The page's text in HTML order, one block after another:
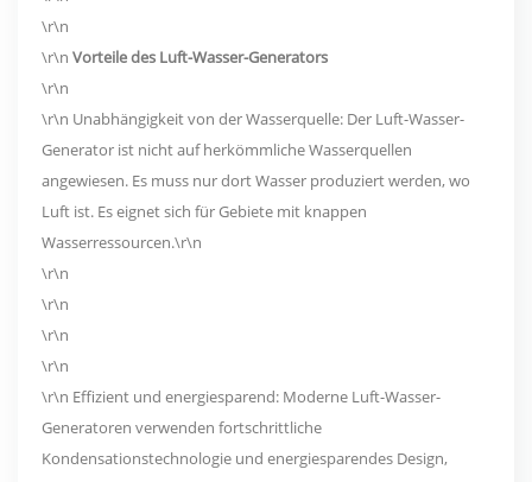
\r\n
\r\n Vorteile des Luft-Wasser-Generators
\r\n
\r\n Unabhängigkeit von der Wasserquelle: Der Luft-Wasser-
Generator ist nicht auf herkömmliche Wasserquellen
angewiesen. Es muss nur dort Wasser produziert werden, wo
Luft ist. Es eignet sich für Gebiete mit knappen
Wasserressourcen.\r\n
\r\n
\r\n
\r\n
\r\n
\r\n Effizient und energiesparend: Moderne Luft-Wasser-
Generatoren verwenden fortschrittliche
Kondensationstechnologie und energiesparendes Design,